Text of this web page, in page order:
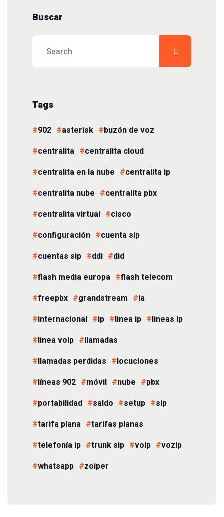
Buscar
Tags
902 asterisk
buzón de voz
centralita
centralita cloud
centralita en la nube
centralita ip
centralita nube
centralita pbx
centralita virtual
cisco
configuración
cuenta sip
cuentas sip
ddi
did
flash media europa
flash telecom
freepbx
grandstream
ia
internacional
ip linea ip
lineas ip
linea voip
llamadas
llamadas perdidas
locuciones
líneas 902
móvil nube
pbx
portabilidad
saldo setup
sip
tarifa plana
tarifas planas
telefonía ip
trunk sip voip
vozip
whatsapp
zoiper